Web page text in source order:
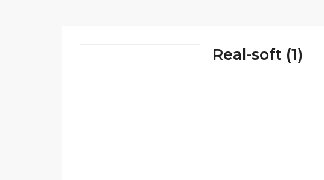
Real-soft (1)